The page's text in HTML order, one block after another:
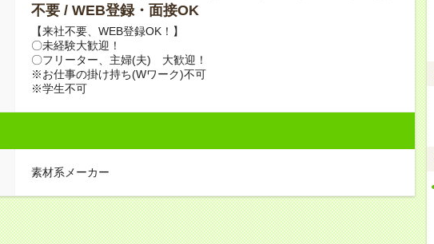
不要 / WEB登録・面接OK
【来社不要、WEB登録OK！】
〇未経験大歓迎！
〇フリーター、主婦(夫) 大歓迎！
※お仕事の掛け持ち(Wワーク)不可
※学生不可
素材系メーカー